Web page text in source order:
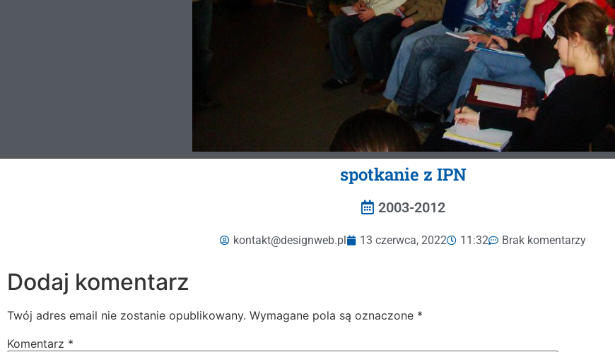
spotkanie z IPN
2003-2012
kontakt@designweb.pl 13 czerwca, 2022 11:32 Brak komentarzy
Dodaj komentarz
Twój adres email nie zostanie opublikowany. Wymagane pola są oznaczone *
Komentarz *